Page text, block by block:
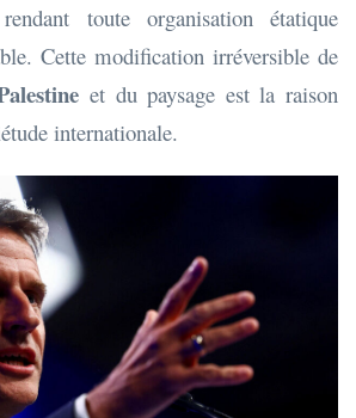
toute organisation étatique
Cette modification irréversible de
et du paysage est la raison
internationale.